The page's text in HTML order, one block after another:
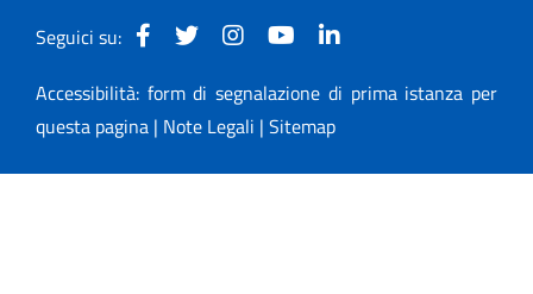
Seguici su:
Accessibilità: form di segnalazione di prima istanza per
questa pagina | Note Legali | Sitemap